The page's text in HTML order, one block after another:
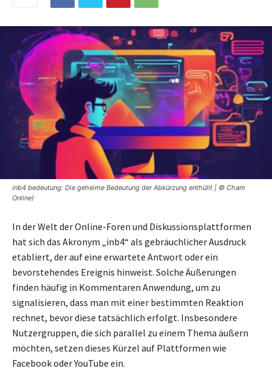
inb4 bedeutung: Die geheime Bedeutung der Abkürzung enthüllt | © Cham
Online)
In der Welt der Online-Foren und Diskussionsplattformen
hat sich das Akronym „inb4“ als gebräuchlicher Ausdruck
etabliert, der auf eine erwartete Antwort oder ein
bevorstehendes Ereignis hinweist. Solche Äußerungen
finden häufig in Kommentaren Anwendung, um zu
signalisieren, dass man mit einer bestimmten Reaktion
rechnet, bevor diese tatsächlich erfolgt. Insbesondere
Nutzergruppen, die sich parallel zu einem Thema äußern
möchten, setzen dieses Kürzel auf Plattformen wie
Facebook oder YouTube ein.